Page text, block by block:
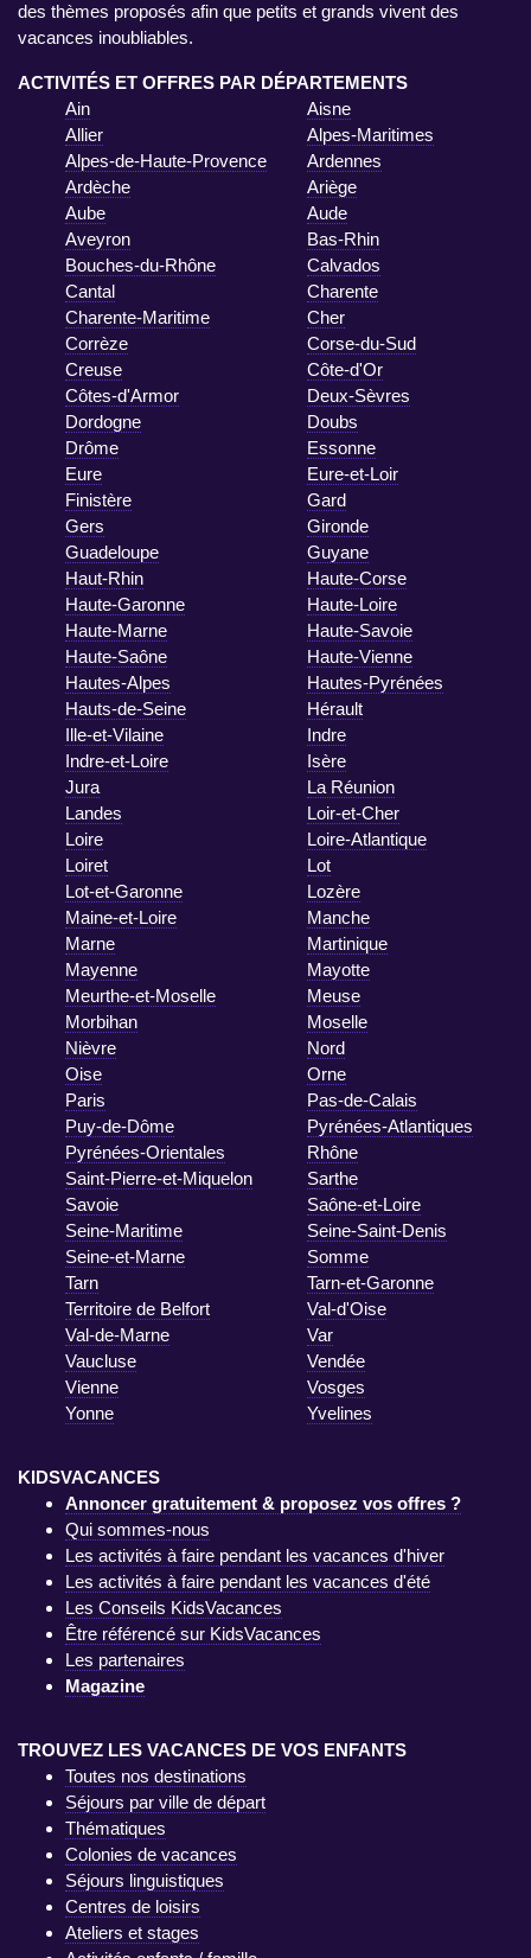
des thèmes proposés afin que petits et grands vivent des
vacances inoubliables.
ACTIVITÉS ET OFFRES PAR DÉPARTEMENTS
Ain
Aisne
Allier
Alpes-Maritimes
Alpes-de-Haute-Provence
Ardennes
Ardèche
Ariège
Aube
Aude
Aveyron
Bas-Rhin
Bouches-du-Rhône
Calvados
Cantal
Charente
Charente-Maritime
Cher
Corrèze
Corse-du-Sud
Creuse
Côte-d'Or
Côtes-d'Armor
Deux-Sèvres
Dordogne
Doubs
Drôme
Essonne
Eure
Eure-et-Loir
Finistère
Gard
Gers
Gironde
Guadeloupe
Guyane
Haut-Rhin
Haute-Corse
Haute-Garonne
Haute-Loire
Haute-Marne
Haute-Savoie
Haute-Saône
Haute-Vienne
Hautes-Alpes
Hautes-Pyrénées
Hauts-de-Seine
Hérault
Ille-et-Vilaine
Indre
Indre-et-Loire
Isère
Jura
La Réunion
Landes
Loir-et-Cher
Loire
Loire-Atlantique
Loiret
Lot
Lot-et-Garonne
Lozère
Maine-et-Loire
Manche
Marne
Martinique
Mayenne
Mayotte
Meurthe-et-Moselle
Meuse
Morbihan
Moselle
Nièvre
Nord
Oise
Orne
Paris
Pas-de-Calais
Puy-de-Dôme
Pyrénées-Atlantiques
Pyrénées-Orientales
Rhône
Saint-Pierre-et-Miquelon
Sarthe
Savoie
Saône-et-Loire
Seine-Maritime
Seine-Saint-Denis
Seine-et-Marne
Somme
Tarn
Tarn-et-Garonne
Territoire de Belfort
Val-d'Oise
Val-de-Marne
Var
Vaucluse
Vendée
Vienne
Vosges
Yonne
Yvelines
KIDSVACANCES
Annoncer gratuitement & proposez vos offres ?
Qui sommes-nous
Les activités à faire pendant les vacances d'hiver
Les activités à faire pendant les vacances d'été
Les Conseils KidsVacances
Être référencé sur KidsVacances
Les partenaires
Magazine
TROUVEZ LES VACANCES DE VOS ENFANTS
Toutes nos destinations
Séjours par ville de départ
Thématiques
Colonies de vacances
Séjours linguistiques
Centres de loisirs
Ateliers et stages